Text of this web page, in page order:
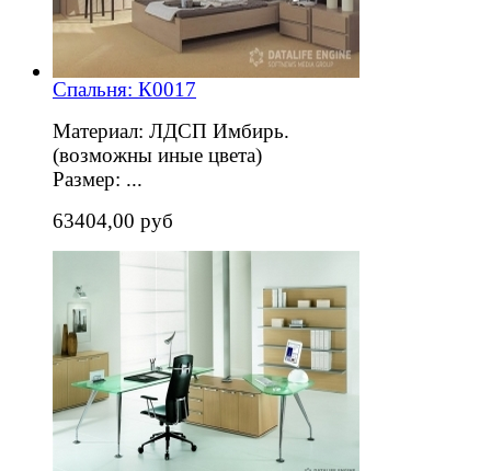
Спальня: К0017
Материал: ЛДСП Имбирь.
(возможны иные цвета)
Размер: ...
63404,00 руб